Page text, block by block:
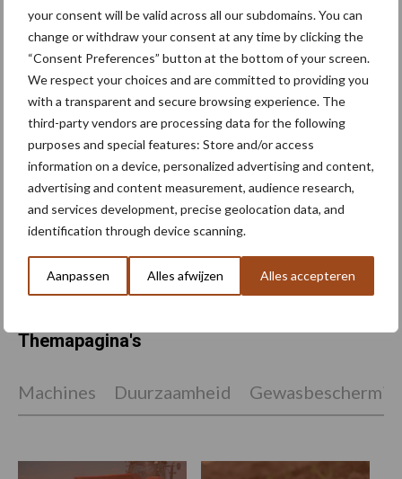
your consent will be valid across all our subdomains. You can
change or withdraw your consent at any time by clicking the
“Consent Preferences” button at the bottom of your screen.
We respect your choices and are committed to providing you
with a transparent and secure browsing experience. The
third-party vendors are processing data for the following
purposes and special features: Store and/or access
information on a device, personalized advertising and content,
advertising and content measurement, audience research,
and services development, precise geolocation data, and
identification through device scanning.
Aanpassen Alles afwijzen Alles accepteren
Tijdelijke vrijstelling
Movento voor meerdere
teelten
Valse meeldauw in uien:
jaarrond aanwezig en reden
tot zorg
Themapagina's
Machines Duurzaamheid